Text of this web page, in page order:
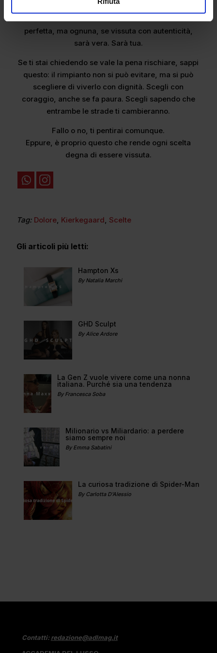
di una decisione fa parte della bellezza della
vita reale. Nessuna versione della tua vita sarà
perfetta, ma ognuna, se vissuta con autenticità,
sarà vera. Sarà tua.
Se ti stai chiedendo se vale la pena rischiare, sappi
questo: il rimpianto non si può evitare, ma si può
scegliere di viverlo con dignità. Scegli con
coraggio, anche se fa paura. Scegli sapendo che
entrambe le strade ti cambieranno.
Fallo o no, ti pentirai comunque.
Eppure, è proprio questo che rende ogni scelta
degna di essere vissuta.
Tag: Dolore, Kierkegaard, Scelte
Gli articoli più letti:
Hampton Xs
By Natalia Marchi
GHD Sculpt
By Alice Ardore
La Gen Z vuole vivere come una nonna
italiana. Purché sia una tendenza
By Francesca Soba
Milionario vs Miliardario: a perdere
siamo sempre noi
By Emma Sabatini
La curiosa tradizione di Spider-Man
By Carlotta D'Alessio
Contatti:redazione@adlmag.it